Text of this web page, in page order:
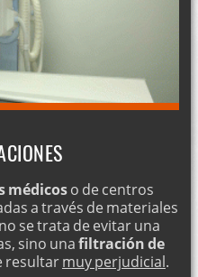
médicoso de centros
a través de materiales
se trata de evitar una
sino unafiltración de
resultarmuy perjudicial.